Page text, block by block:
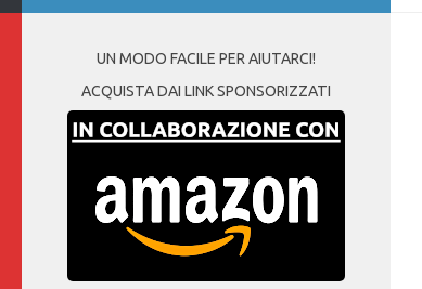
UN MODO FACILE PER AIUTARCI!
ACQUISTA DAI LINK SPONSORIZZATI